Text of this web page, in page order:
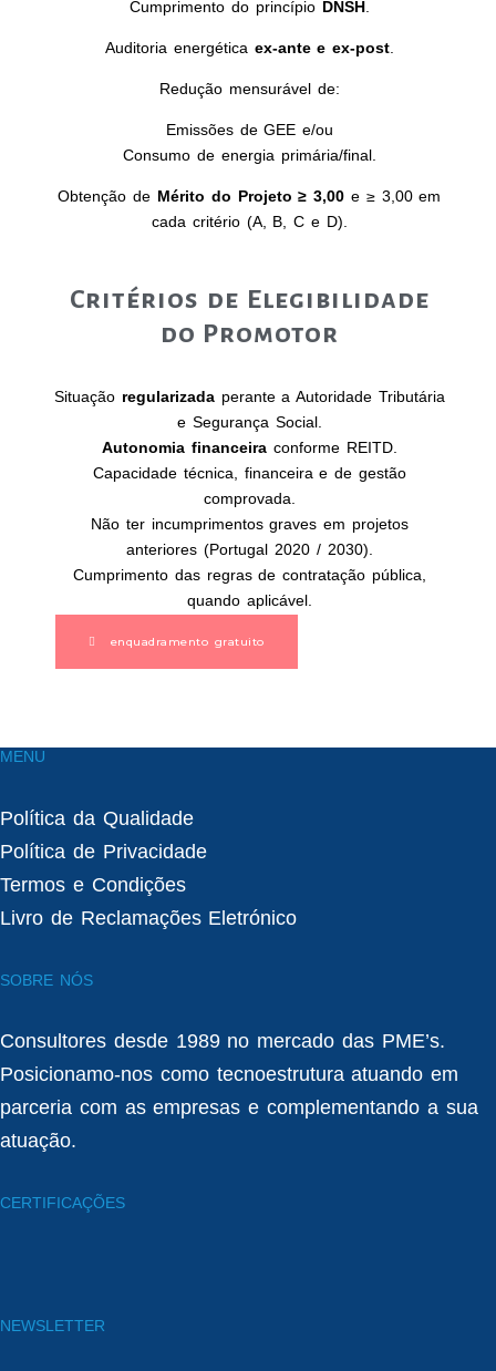
Cumprimento do princípio DNSH.
Auditoria energética ex‑ante e ex‑post
Redução mensurável de:
Emissões de GEE e/ou
Consumo de energia primária/final.
Obtenção de Mérito do Projeto ≥ 3,00 e ≥ 3,00 em
cada critério (A, B, C e D).
Critérios de Elegibilidade
do Promotor
Situação regularizadaperante a Autoridade Tributária
e Segurança Social.
Autonomia financeira conforme REITD.
Capacidade técnica, financeira e de gestão
comprovada.
Não ter incumprimentos graves em projetos
anteriores (Portugal 2020 / 2030).
Cumprimento das regras de contratação pública,
quando aplicável.
enquadramento gratuito
MENU
Política da Qualidade
Política de Privacidade
Termos e Condições
Livro de Reclamações Eletrónico
SOBRE NÓS
Consultores desde 1989 no mercado das PME’s.
Posicionamo-nos como tecnoestrutura atuando em
parceria com as empresas e complementando a sua
atuação.
CERTIFICAÇÕES
NEWSLETTER